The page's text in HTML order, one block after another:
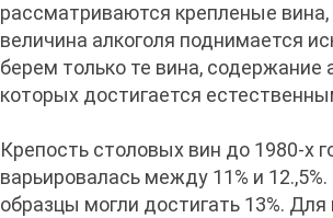
рассматриваются крепленые
величина алкоголя поднимается
берем только те вина, содержание
которых достигается
Крепость столовых вин до 1980-х
варьировалась между 11% и
образцы могли достигать 13%.